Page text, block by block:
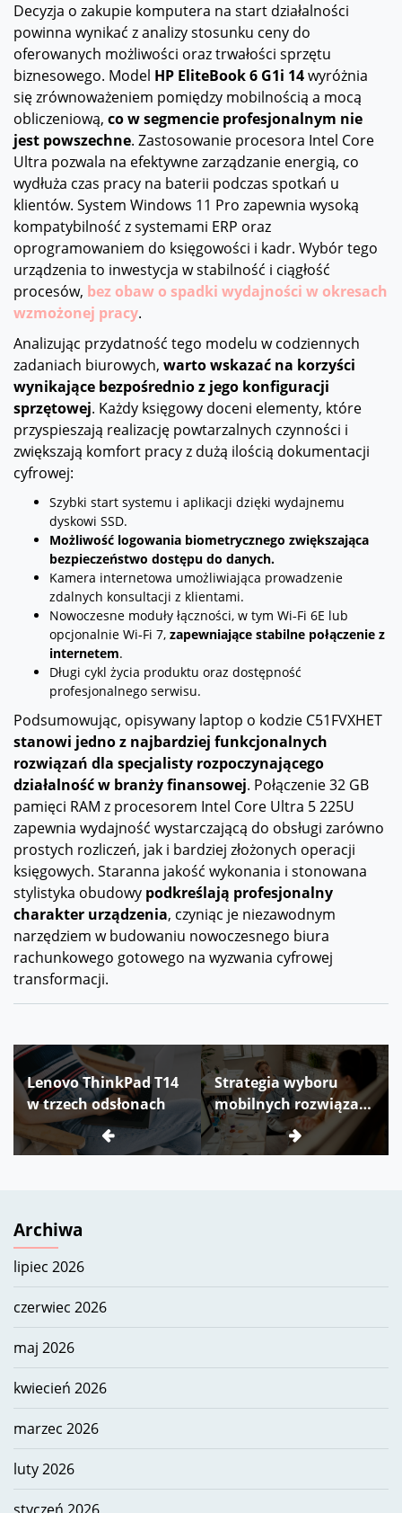
Decyzja o zakupie komputera na start działalności
powinna wynikać z analizy stosunku ceny do
oferowanych możliwości oraz trwałości sprzętu
biznesowego. Model HP EliteBook 6 G1i 14wyróżnia
się zrównoważeniem pomiędzy mobilnością a mocą
obliczeniową, co w segmencie profesjonalnym nie
jest powszechne. Zastosowanie procesora Intel Core
Ultra pozwala na efektywne zarządzanie energią, co
wydłuża czas pracy na baterii podczas spotkań u
klientów. System Windows 11 Pro zapewnia wysoką
kompatybilność z systemami ERP oraz
oprogramowaniem do księgowości i kadr. Wybór tego
urządzenia to inwestycja w stabilność i ciągłość
procesów, bez obaw o spadki wydajności w okresach
wzmożonej pracy.
Analizując przydatność tego modelu w codziennych
zadaniach biurowych, warto wskazać na korzyści
wynikające bezpośrednio z jego konfiguracji
sprzętowej. Każdy księgowy doceni elementy, które
przyspieszają realizację powtarzalnych czynności i
zwiększają komfort pracy z dużą ilością dokumentacji
cyfrowej:
Szybki start systemu i aplikacji dzięki wydajnemu
dyskowi SSD.
Możliwość logowania biometrycznego zwiększająca
bezpieczeństwo dostępu do danych.
Kamera internetowa umożliwiająca prowadzenie
zdalnych konsultacji z klientami.
Nowoczesne moduły łączności, w tym Wi‑Fi 6E lub
opcjonalnie Wi‑Fi 7, zapewniające stabilne połączenie z
internetem.
Długi cykl życia produktu oraz dostępność
profesjonalnego serwisu.
Podsumowując, opisywany laptop o kodzie C51FVXHET
stanowi jedno z najbardziej funkcjonalnych
rozwiązań dla specjalisty rozpoczynającego
działalność w branży finansowej. Połączenie 32 GB
pamięci RAM z procesorem Intel Core Ultra 5 225U
zapewnia wydajność wystarczającą do obsługi zarówno
prostych rozliczeń, jak i bardziej złożonych operacji
księgowych. Staranna jakość wykonania i stonowana
stylistyka obudowy podkreślają profesjonalny
charakter urządzenia, czyniąc je niezawodnym
narzędziem w budowaniu nowoczesnego biura
rachunkowego gotowego na wyzwania cyfrowej
transformacji.
Nawigacja
wpisu
Lenovo ThinkPad T14
w trzech odsłonach
Strategia wyboru
mobilnych rozwiązań
w oparciu o ofertę
Lenovo ThinkBook
Archiwa
lipiec 2026
czerwiec 2026
maj 2026
kwiecień 2026
marzec 2026
luty 2026